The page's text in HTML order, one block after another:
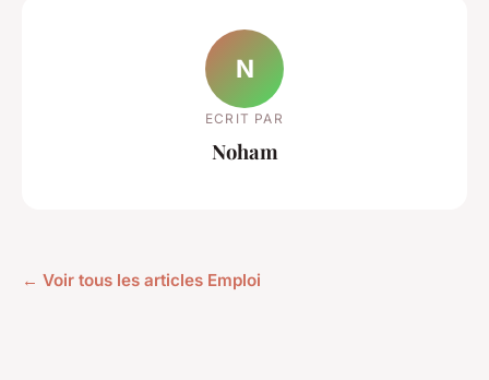
N
ECRIT PAR
Noham
← Voir tous les articles Emploi